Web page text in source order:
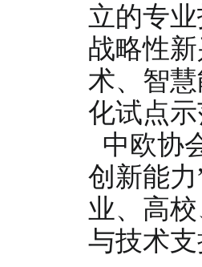
立的专
战略性
术、智
化试点
中欧协
创新能
业、高
与技术